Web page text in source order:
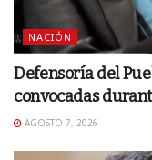
NACIÓN
Defensoría del
convocadas
AGOSTO 7, 2026